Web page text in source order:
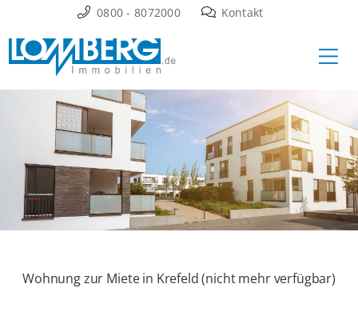
Inhalt
springen
0800 - 8072000 Kontakt
Wohnung zur Miete in Krefeld (nicht mehr verfügbar)